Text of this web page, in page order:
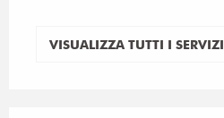
VISUALIZZA TUTTI I SERVIZI